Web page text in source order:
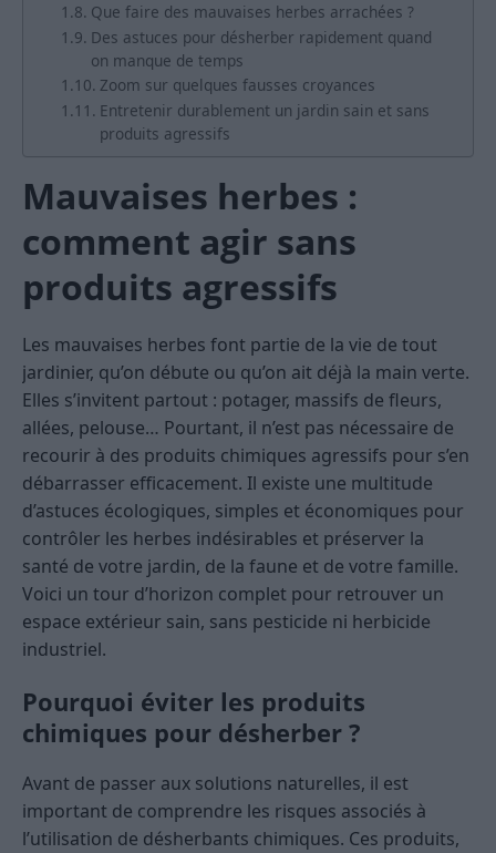
Que faire des mauvaises herbes arrachées ?
Des astuces pour désherber rapidement quand
on manque de temps
Zoom sur quelques fausses croyances
Entretenir durablement un jardin sain et sans
produits agressifs
Mauvaises herbes :
comment agir sans
produits agressifs
Les mauvaises herbes font partie de la vie de tout
jardinier, qu’on débute ou qu’on ait déjà la main verte.
Elles s’invitent partout : potager, massifs de fleurs,
allées, pelouse… Pourtant, il n’est pas nécessaire de
recourir à des produits chimiques agressifs pour s’en
débarrasser efficacement. Il existe une multitude
d’astuces écologiques, simples et économiques pour
contrôler les herbes indésirables et préserver la
santé de votre jardin, de la faune et de votre famille.
Voici un tour d’horizon complet pour retrouver un
espace extérieur sain, sans pesticide ni herbicide
industriel.
Pourquoi éviter les produits
chimiques pour désherber ?
Avant de passer aux solutions naturelles, il est
important de comprendre les risques associés à
l’utilisation de désherbants chimiques. Ces produits,